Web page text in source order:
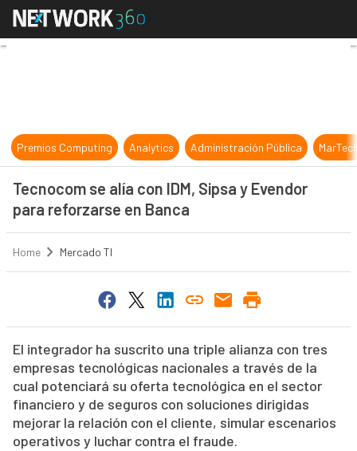
Tecnocom se alía con IDM, Sipsa
Premios Computing Analytics Administración Pública
Tecnocom se alía con IDM, Sipsa y Evendor
para reforzarse en Banca
Home Mercado TI
El integrador ha suscrito una triple alianza con tres
empresas tecnológicas nacionales a través de la
cual potenciará su oferta tecnológica en el sector
financiero y de seguros con soluciones dirigidas
mejorar la relación con el cliente, simular escenarios
operativos y luchar contra el fraude.